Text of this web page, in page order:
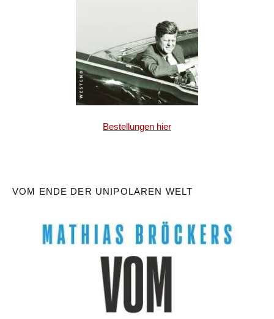
Bestellungen hier
VOM ENDE DER UNIPOLAREN WELT